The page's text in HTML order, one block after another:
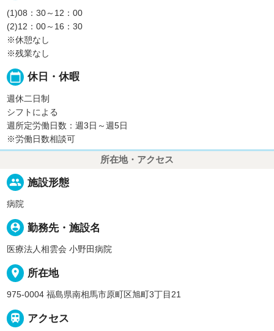
(1)08：30～12：00
(2)12：00～16：30
※休憩なし
※残業なし
calendar_today 休日・休暇
週休二日制
シフトによる
週所定労働日数：週3日～週5日
※労働日数相談可
所在地・アクセス
people 施設形態
病院
person_pin 勤務先・施設名
医療法人相雲会 小野田病院
place 所在地
975-0004 福島県南相馬市原町区旭町3丁目21
 アクセス